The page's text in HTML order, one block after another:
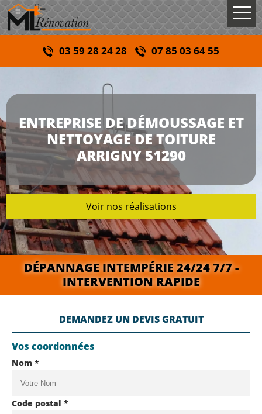
03 59 28 24 28 07 85 03 64 55
ENTREPRISE DE DÉMOUSSAGE ET
NETTOYAGE DE TOITURE
ARRIGNY 51290
Voir nos réalisations
DÉPANNAGE INTEMPÉRIE 24/24 7/7 -
INTERVENTION RAPIDE
DEMANDEZ UN DEVIS GRATUIT
Vos coordonnées
Nom *
Code postal *